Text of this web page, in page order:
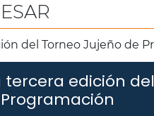
tercera edición del